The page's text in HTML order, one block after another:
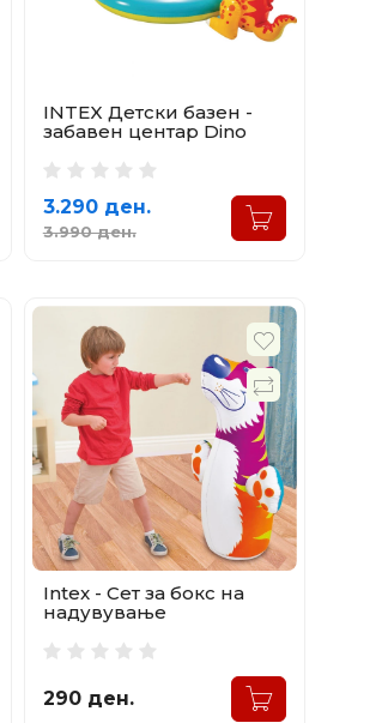
INTEX Детски базен -
забавен центар Dino
3.290 ден.
3.990 ден.
Intex - Сет за бокс на
надувување
290 ден.